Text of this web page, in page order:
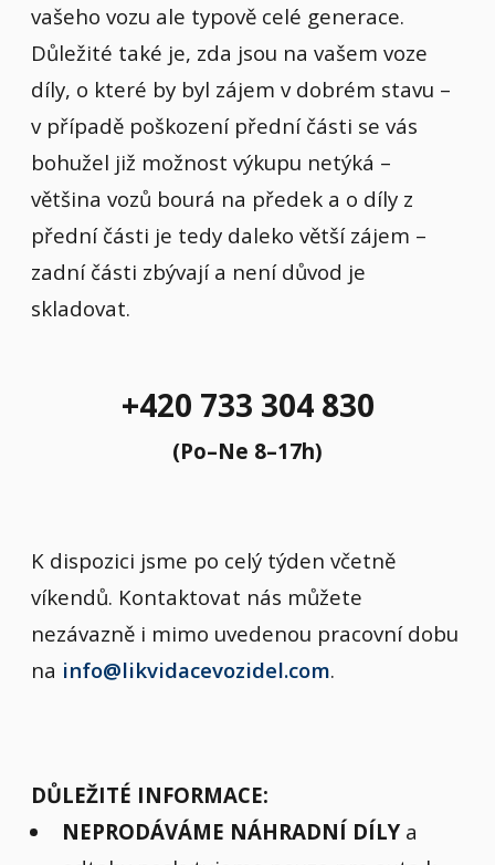
vašeho vozu ale typově celé generace.
Důležité také je, zda jsou na vašem voze
díly, o které by byl zájem v dobrém stavu –
v případě poškození přední části se vás
bohužel již možnost výkupu netýká –
většina vozů bourá na předek a o díly z
přední části je tedy daleko větší zájem –
zadní části zbývají a není důvod je
skladovat.
+420 733 304 830
(Po–Ne 8–17h)
K dispozici jsme po celý týden včetně
víkendů. Kontaktovat nás můžete
nezávazně i mimo uvedenou pracovní dobu
na info@likvidacevozidel.com.
DŮLEŽITÉ INFORMACE:
NEPRODÁVÁME NÁHRADNÍ DÍLYa